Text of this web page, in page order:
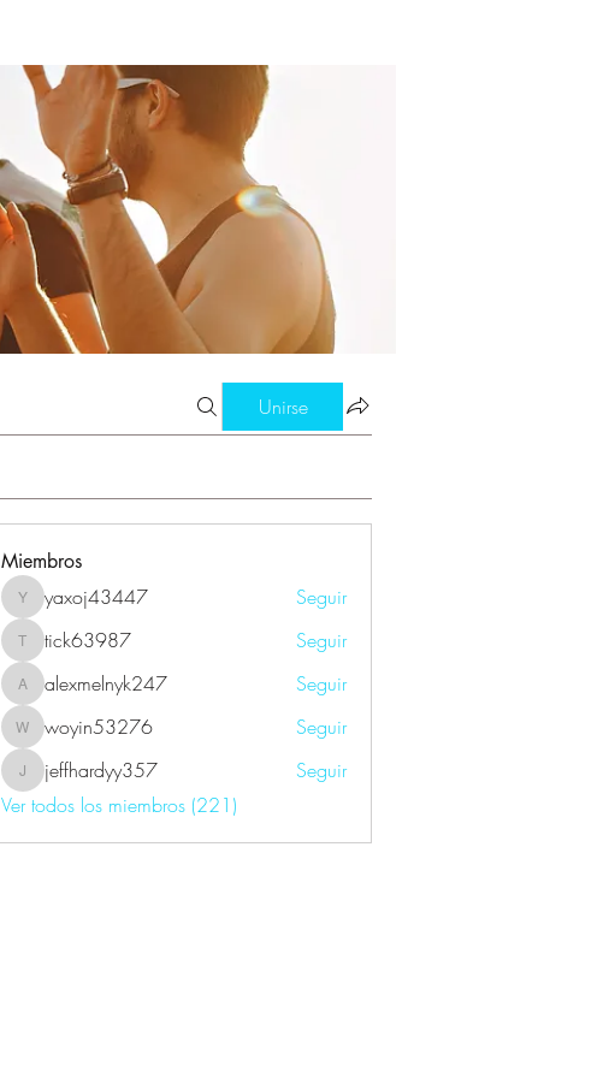
Unirse
Miembros
yaxoj43447
yaxoj43447 Seguir
tick63987
tick63987 Seguir
alexmelnyk247
alexmelnyk247 Seguir
woyin53276
woyin53276 Seguir
jeffhardyy357
jeffhardyy357
Seguir
Ver todos los miembros (221)